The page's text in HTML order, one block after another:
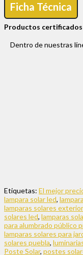
Ficha Técnica
Productos certificados
Dentro de nuestras
Etiquetas: El mejor
lampara solar led,
lamparas solares
solares led, lamparas
para alumbrado público
lamparas solares para
solares puebla,
Poste Solar, postes